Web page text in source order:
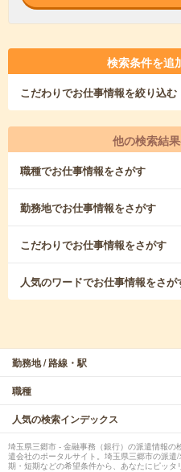
検索条件を追
こだわりでお仕事情報を絞り込む
他の検索結
職種でお仕事情報をさがす
勤務地でお仕事情報をさがす
こだわりでお仕事情報をさがす
人気のワードでお仕事情報をさが
勤務地 / 路線・駅
職種
人気の検索インデックス
埼玉県三郷市 - 金融事務（銀行）の派遣情報
遣会社のポータルサイト。埼玉県三郷市の派
期・短期などの希望条件から、あなたにピッ